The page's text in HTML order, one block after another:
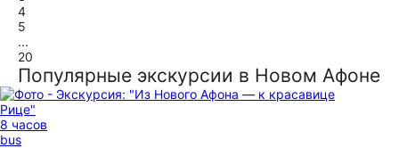
4
5
...
20
Популярные экскурсии в Новом Афоне
8 часов
bus